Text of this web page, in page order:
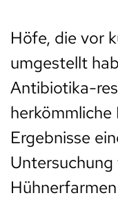
Höfe, die vor
umgestellt
Antibiotika-
Ergebnisse